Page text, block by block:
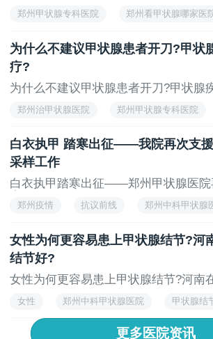
郑州甲状腺专科医院 郑州看甲状腺哪家医
郑州治甲状腺医院
为什么不建议甲状腺患者开刀?甲状
疗?
为什么不建议甲状腺患者开刀?甲状腺
郑州治甲状腺医院 郑州甲状腺专科医院
郑州甲状腺专科医院
白衣执甲 踏寒出征——我院再次支
采样工作
白衣执甲踏寒出征——郑州甲状腺医院
郑州疫情 抗议前线 郑州中科甲状腺
女性为何更容易患上甲状腺结节?河
结节好?
女性为何更容易患上甲状腺结节?河南
女性 郑州中科甲状腺医院 甲状腺结
更多医院资讯